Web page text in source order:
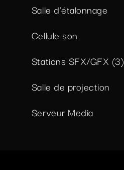
Salle d’étalonnage
Cellule son
Stations SFX/GFX (3)
Salle de projection
Serveur Media